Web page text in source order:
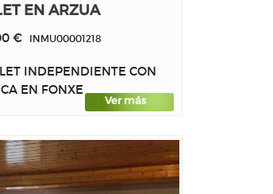
EN ARZUA
€INMU00001218
INDEPENDIENTE CON
EN FONXE
Ver más